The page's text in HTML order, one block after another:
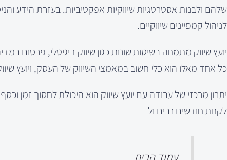
שלהם ולבנות אסטרטגיות שיווקיות אפקטיביות. בעזרת הידע
לניהול קמפיינים שיווקיים.
כל אחד מאלו הוא כלי חשוב במאמצי השיווק של העסק, ויועץ
יתרון מרכזי של עבודה עם יועץ שיווק הוא היכולת לחסוך
לקחת חודשים רבים ול
עמוד הבית